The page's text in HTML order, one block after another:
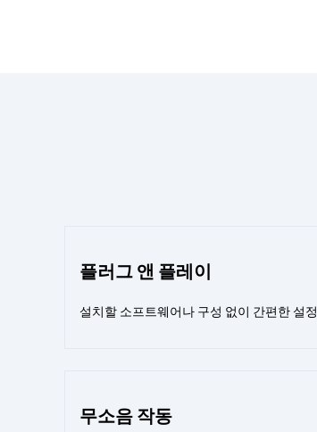
플러그 앤 플레이
설치할 소프트웨어나 구성 없이 간편한 설정
무소음 작동